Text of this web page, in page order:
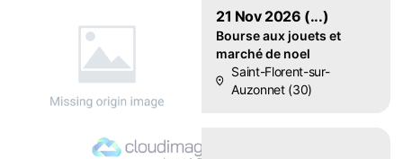
21 Nov 2026 (...)
Bourse aux jouets et
marché de noel
Saint-Florent-sur-
Auzonnet (30)